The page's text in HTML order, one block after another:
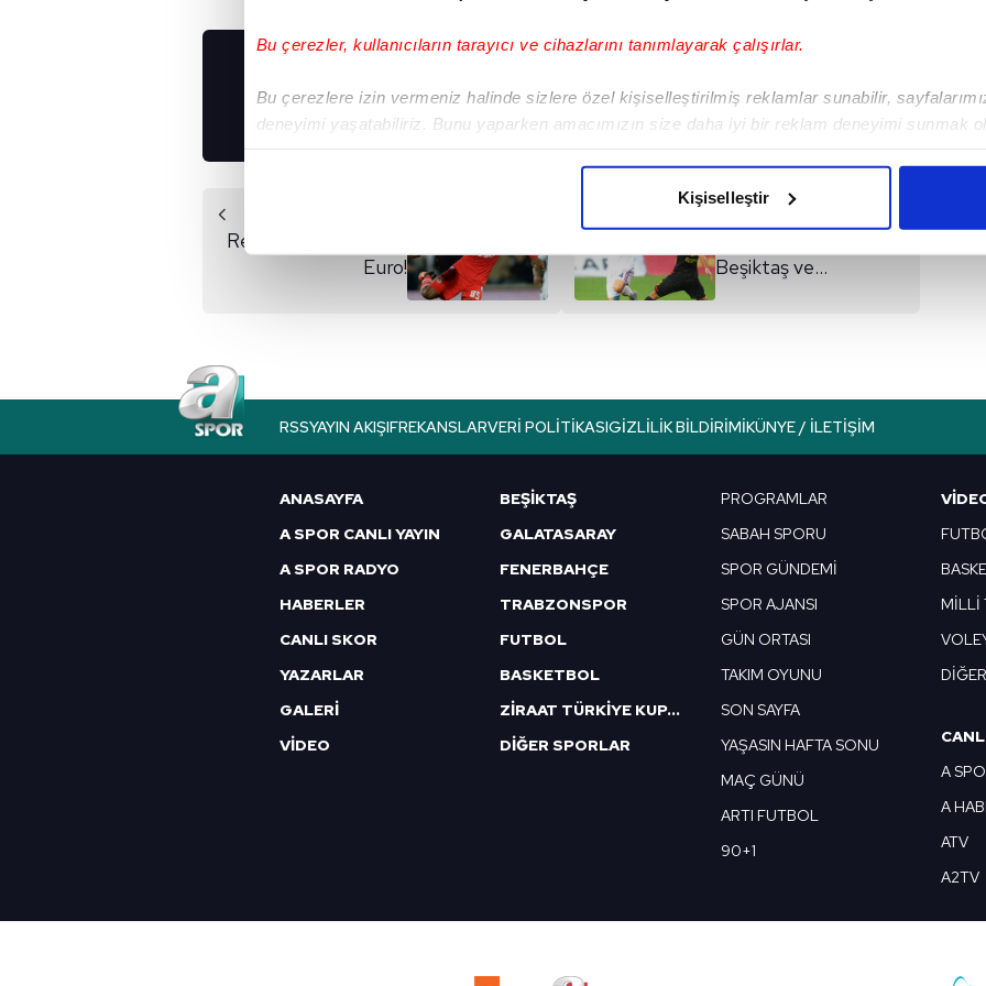
Bu çerezler, kullanıcıların tarayıcı ve cihazlarını tanımlayarak çalışırlar.
Bu çerezlere izin vermeniz halinde sizlere özel kişiselleştirilmiş reklamlar sunabilir,
deneyimi yaşatabiliriz. Bunu yaparken amacımızın size daha iyi bir reklam deneyimi sunmak
Her halükârda, kullanıcılar, bu çerezlere izin vermedikleri takdirde, kullanıcılara hedefli
Sizlere daha iyi bir hizmet sunabilmek için İnternet Sitemizde kendimize ve üçüncü kişilere ait
Çerezlere ilişkin tercihlerinizi aşağıda yer alan panel vasıtasıyla belirleyebilirsiniz. Çerezlere
butonuna tıklayabilir,
ziyaret edebilirsiniz.
6698 sayılı Kişisel Verilerin Korunması Kanunu uyarınca hazırlanmış Aydınlatma Metnimizi
Kişiselleştir
İNDİRİN!
Renato'ya 80 milyon
Euro!
Sonraki Haber
Beşiktaş ve
RSSYAYIN AKIŞIFREKANSLARVERI POLITIKASIGIZLILIK BILDIRIMIKÜNYE / İLETIŞIM
ANASAYFA
A SPOR CANLI YAYIN
A SPOR RADYO
HABERLER
CANLI SKOR
YAZARLAR
GALERİ
VİDEO
BEŞİKTAŞ
GALATASARAY
FENERBAHÇE
TRABZONSPOR
FUTBOL
BASKETBOL
ZİRAAT TÜRKİYE KUPASI
DİĞER SPORLAR
PROGRAMLAR
SABAH SPORU
SPOR GÜNDEMİ
SPOR AJANSI
GÜN ORTASI
TAKIM OYUNU
SON SAYFA
YAŞASIN HAFTA SONU
MAÇ GÜNÜ
ARTI FUTBOL
90+1
MİLLİ
DİĞER
A
A
ATV
A2TV